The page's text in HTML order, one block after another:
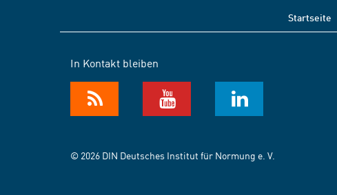
Startseite
In Kontakt bleiben
© 2026 DIN Deutsches Institut für Normung e. V.